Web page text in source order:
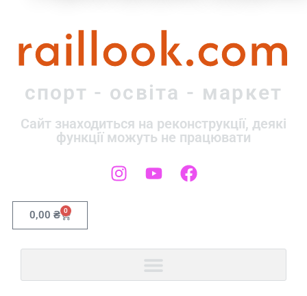
raillook.com
спорт - освіта - маркет
Сайт знаходиться на реконструкції, деякі
функції можуть не працювати
0,00 ₴ 0